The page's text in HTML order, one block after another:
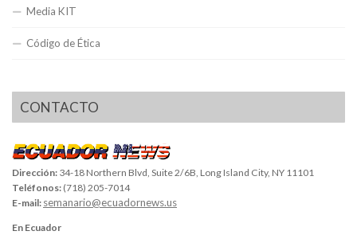
Media KIT
Código de Ética
CONTACTO
Dirección: 34-18 Northern Blvd, Suite 2/6B, Long Island City, NY 11101
Teléfonos: (718) 205-7014
E-mail: semanario@ecuadornews.us
En Ecuador